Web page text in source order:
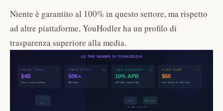
Niente è garantito al 100% in questo settore, ma rispetto
ad altre piattaforme, YouHodler ha un profilo di
trasparenza superiore alla media.